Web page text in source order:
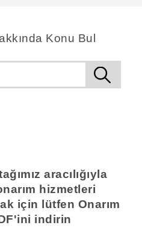
Konu Bul
aracılığıyla
hizmetleri
için lütfen Onarım
indirin